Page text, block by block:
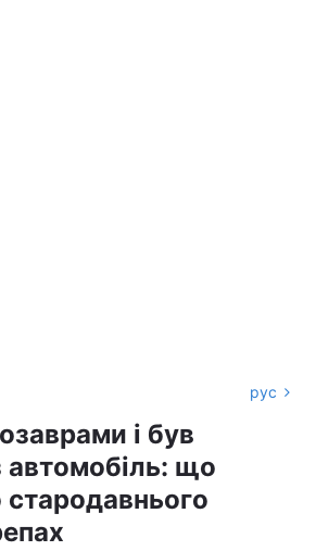
рус
і був
автомобіль: що
стародавнього